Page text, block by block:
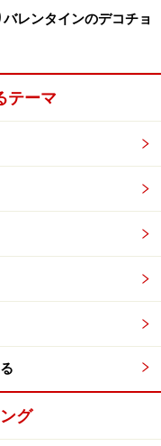
レンタインのデコチョ
テーマ
グ